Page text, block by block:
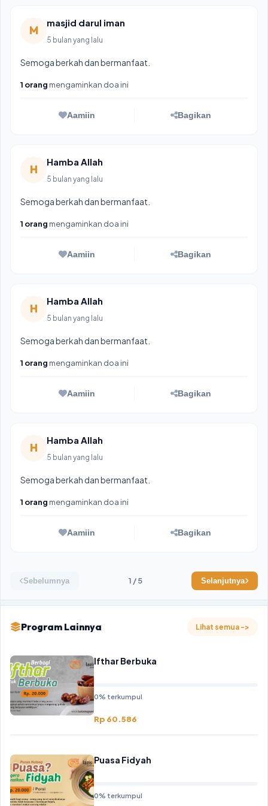
Pundong, Bantul
Tata Cara Donasi / Zakat:
tersedia.
dukungan terbaik Anda.
tertera agar otomatis terverifikasi.
M
masjid darul iman
5 bulan yang lalu
Semoga berkah dan bermanfaat.
1 orang mengaminkan doa ini
Aamiin Bagikan
H
Hamba Allah
5 bulan yang lalu
Semoga berkah dan bermanfaat.
1 orang mengaminkan doa ini
Aamiin Bagikan
H
Hamba Allah
5 bulan yang lalu
Semoga berkah dan bermanfaat.
1 orang mengaminkan doa ini
Aamiin Bagikan
H
Hamba Allah
5 bulan yang lalu
Semoga berkah dan bermanfaat.
1 orang mengaminkan doa ini
Aamiin Bagikan
Sebelumnya 1 / 5 Selanjutnya
Program Lainnya Lihat semua ->
Ifthar Berbuka
0% terkumpul
Rp 60.586
Puasa Fidyah
0% terkumpul